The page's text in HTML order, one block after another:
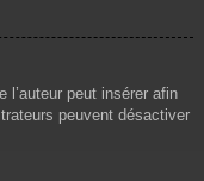
l’auteur peut insérer afin
peuvent désactiver